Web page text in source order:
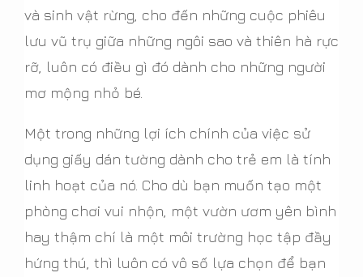
và sinh vật rừng, cho đến những cuộc phiêu
lưu vũ trụ giữa những ngôi sao và thiên hà rực
rỡ, luôn có điều gì đó dành cho những người
mơ mộng nhỏ bé.
Một trong những lợi ích chính của việc sử
dụng giấy dán tường dành cho trẻ em là tính
linh hoạt của nó. Cho dù bạn muốn tạo một
phòng chơi vui nhộn, một vườn ươm yên bình
hay thậm chí là một môi trường học tập đầy
hứng thú, thì luôn có vô số lựa chọn để bạn